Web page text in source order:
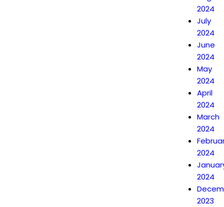
2024
July
2024
June
2024
May
2024
April
2024
March
2024
2024
2024
2023